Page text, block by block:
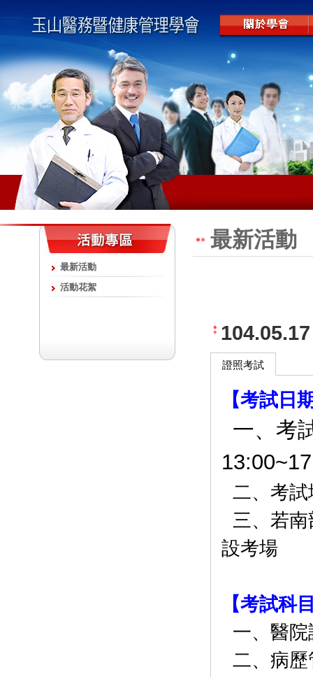
最新活動
活動花絮
最新活動
證照考試
【考試日
一、考
二、考
三、若南
設考場
【考試科
一、醫
二、病